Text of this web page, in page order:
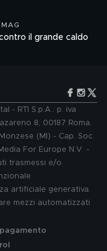
il grande caldo
- RTI S.p.A.: p. iva
8, 00187 Roma.
(MI) - Cap. Soc.
For Europe N.V. -
trasmessi e/o
artificiale generativa.
mezzi automatizzati